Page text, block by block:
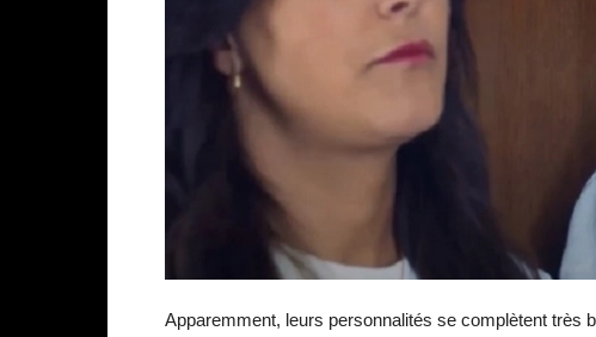
Apparemment, leurs personnalités se complètent très